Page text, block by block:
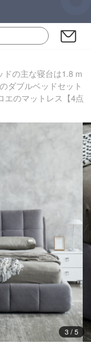
の主な寝台は1.8 m
ダブルベッドセット
エのマットレス【4点
3/ 5